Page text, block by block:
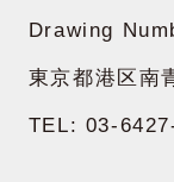
Drawing
東京都港区南
TEL: 03-